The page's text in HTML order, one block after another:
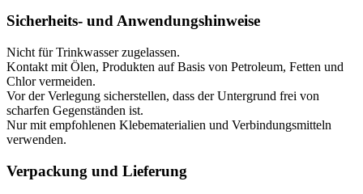
Sicherheits- und Anwendungshinweise
Nicht für Trinkwasser zugelassen.
Kontakt mit Ölen, Produkten auf Basis von Petroleum, Fetten und
Chlor vermeiden.
Vor der Verlegung sicherstellen, dass der Untergrund frei von
scharfen Gegenständen ist.
Nur mit empfohlenen Klebematerialien und Verbindungsmitteln
verwenden.
Verpackung und Lieferung